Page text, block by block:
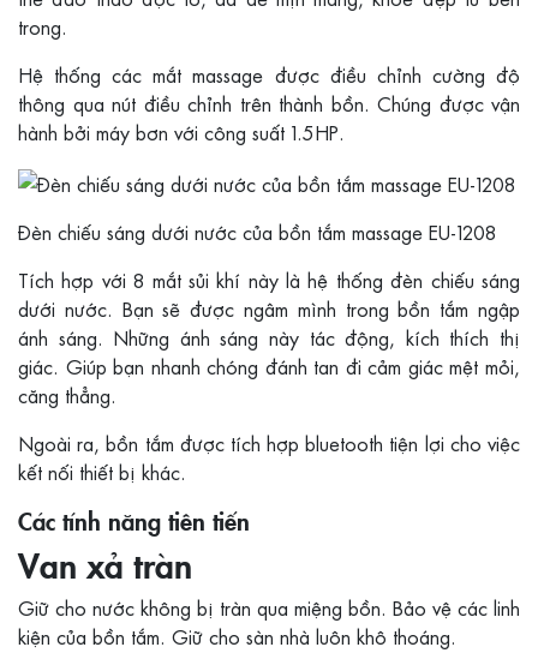
trong.
Hệ thống các mắt massage được điều chỉnh cường độ
thông qua nút điều chỉnh trên thành bồn. Chúng được vận
hành bởi máy bơn với công suất 1.5HP.
Đèn chiếu sáng dưới nước của bồn tắm massage EU-1208
Tích hợp với 8 mắt sủi khí này là hệ thống đèn chiếu sáng
dưới nước. Bạn sẽ được ngâm mình trong bồn tắm ngập
ánh sáng. Những ánh sáng này tác động, kích thích thị
giác. Giúp bạn nhanh chóng đánh tan đi cảm giác mệt mỏi,
căng thẳng.
Ngoài ra, bồn tắm được tích hợp bluetooth tiện lợi cho việc
kết nối thiết bị khác.
Các tính năng tiên tiến
Van xả tràn
Giữ cho nước không bị tràn qua miệng bồn. Bảo vệ các linh
kiện của bồn tắm. Giữ cho sàn nhà luôn khô thoáng.